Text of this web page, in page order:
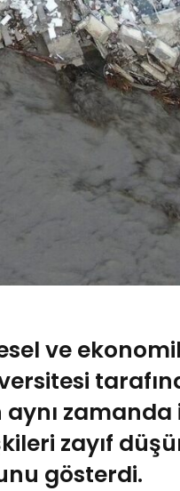
ve
zamanda
zayıf
gösterdi.